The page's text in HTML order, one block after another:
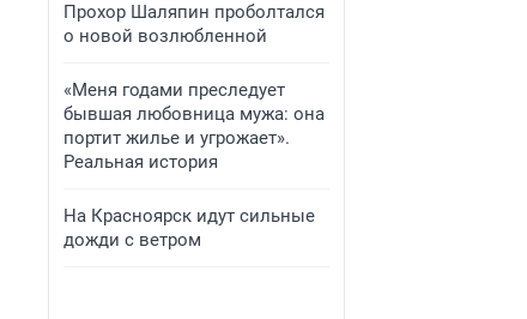
Прохор Шаляпин проболтался
о новой возлюбленной
«Меня годами преследует
бывшая любовница мужа: она
портит жилье и угрожает».
Реальная история
На Красноярск идут сильные
дожди с ветром